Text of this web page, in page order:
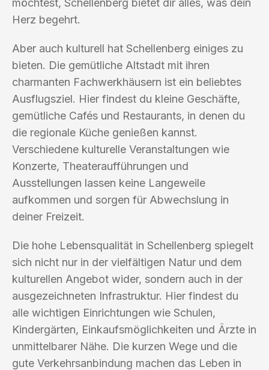
möchtest, Schellenberg bietet dir alles, was dein
Herz begehrt.
Aber auch kulturell hat Schellenberg einiges zu
bieten. Die gemütliche Altstadt mit ihren
charmanten Fachwerkhäusern ist ein beliebtes
Ausflugsziel. Hier findest du kleine Geschäfte,
gemütliche Cafés und Restaurants, in denen du
die regionale Küche genießen kannst.
Verschiedene kulturelle Veranstaltungen wie
Konzerte, Theateraufführungen und
Ausstellungen lassen keine Langeweile
aufkommen und sorgen für Abwechslung in
deiner Freizeit.
Die hohe Lebensqualität in Schellenberg spiegelt
sich nicht nur in der vielfältigen Natur und dem
kulturellen Angebot wider, sondern auch in der
ausgezeichneten Infrastruktur. Hier findest du
alle wichtigen Einrichtungen wie Schulen,
Kindergärten, Einkaufsmöglichkeiten und Ärzte in
unmittelbarer Nähe. Die kurzen Wege und die
gute Verkehrsanbindung machen das Leben in